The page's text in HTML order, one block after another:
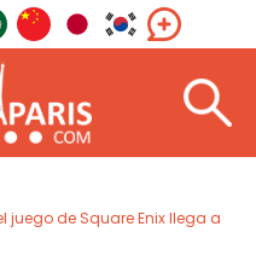
juego de Square Enix llega a